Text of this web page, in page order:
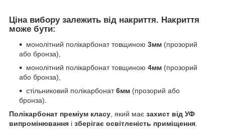
Ціна вибору залежить від накриття. Накриття
може бути:
монолітний полікарбонат товщиною 3мм (прозорий
або бронза),
монолітний полікарбонат товщиною 4мм (прозорий
або бронза),
стільниковий полікарбонат6мм (прозорий або
бронза).
Полікарбонат преміум класу, який має захист від УФ
випромінювання і зберігає освітленість приміщення.